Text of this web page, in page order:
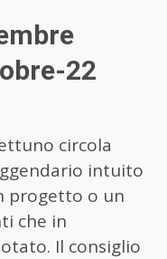
22
circola
intuito
progetto o un
che in
Il consiglio